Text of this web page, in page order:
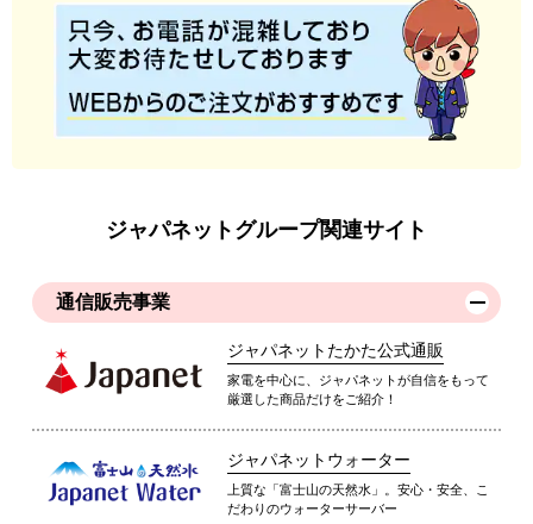
ジャパネットグループ関連サイト
通信販売事業
ジャパネットたかた公式通販
家電を中心に、ジャパネットが自信をもって
厳選した商品だけをご紹介！
ジャパネットウォーター
上質な「富士山の天然水」。安心・安全、こ
だわりのウォーターサーバー